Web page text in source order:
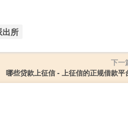
出所
下一
哪些贷款上征信 - 上征信的正规借款平